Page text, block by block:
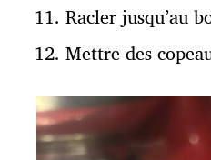
Racler jusqu’au
Mettre des